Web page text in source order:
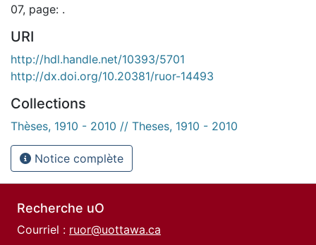
07, page: .
URI
http://hdl.handle.net/10393/5701
http://dx.doi.org/10.20381/ruor-14493
Collections
Thèses, 1910 - 2010 // Theses, 1910 - 2010
Notice complète
Recherche uO
Courriel : ruor@uottawa.ca